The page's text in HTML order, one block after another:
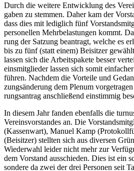
Durch die wei­te­re Ent­wick­lung des
ga­ben zu stem­men. Daher kam der
dass dies mit ledig­lich fünf
per­so­nel­len Mehr­be­las­tun­gen kommt.
rung der Sat­zung bean­tragt, wel­che es
bis zu fünf (statt einem) Bei­sit­zer
las­sen sich die Arbeits­pa­ke­te bes­ser
eins­mit­glie­der las­sen sich somit
füh­ren. Nach­dem die Vor­tei­le und
zungs­än­de­rung dem Ple­num
rungs­an­trag anschlie­ßend ein­stim­mig
In die­sem Jahr fan­den eben­falls die
Ver­eins­vor­stan­des an. Die
(Kas­sen­wart), Manu­el Kamp
(Bei­sit­zer) stell­ten sich aus diver­sen
Wie­der­wahl lei­der nicht mehr zur
dem Vor­stand aus­schie­den. Dies ist ein
son­de­re da zwei der drei Per­so­nen seit